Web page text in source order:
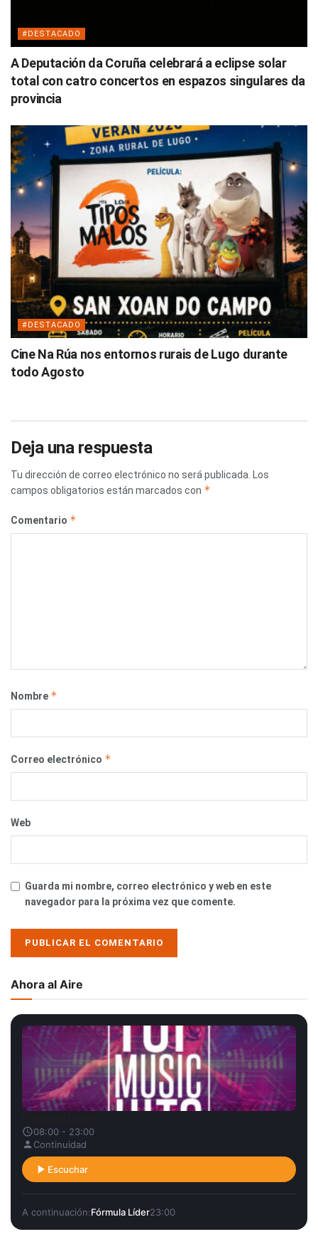
#DESTACADO
A Deputación da Coruña celebrará a eclipse solar
total con catro concertos en espazos singulares da
provincia
#DESTACADO
Cine Na Rúa nos entornos rurais de Lugo durante
todo Agosto
Deja una respuesta
Tu dirección de correo electrónico no será publicada.
Los
campos obligatorios están marcados con *
Comentario *
Nombre *
Correo electrónico *
Web
Guarda mi nombre, correo electrónico y web en este
navegador para la próxima vez que comente.
Ahora al Aire
08:00 - 23:00
Continuidad
Escuchar
A continuación:Fórmula Líder23:00